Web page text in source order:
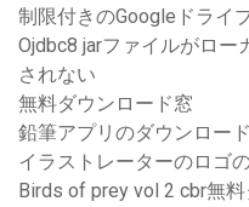
制限付きのGoogleドライ
Ojdbc8 jarファイルがロー
されない
無料ダウンロード窓
鉛筆アプリのダウンロード
イラストレーターのロゴ
Birds of prey vol 2 cbr無